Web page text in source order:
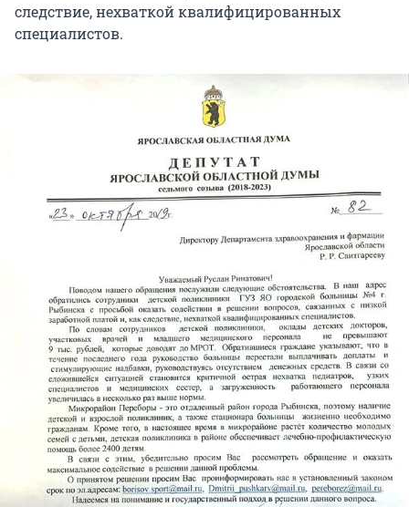
следствие, нехваткой квалифицированных
специалистов.